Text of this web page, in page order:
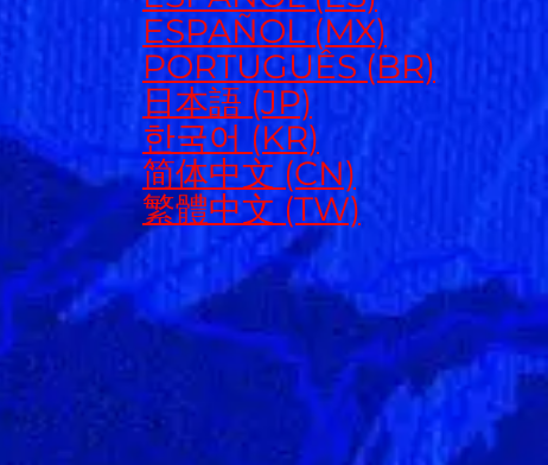
ESPAÑOL (MX)
PORTUGUÊS (BR)
日本語 (JP)
한국어 (KR)
简体中文 (CN)
繁體中文 (TW)